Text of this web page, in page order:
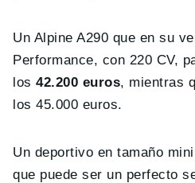
Un Alpine A290 que en su
Performance, con 220 CV,
los42.200 euros, mientras
los 45.000 euros.
Un deportivo en tamaño
que puede ser un perfecto